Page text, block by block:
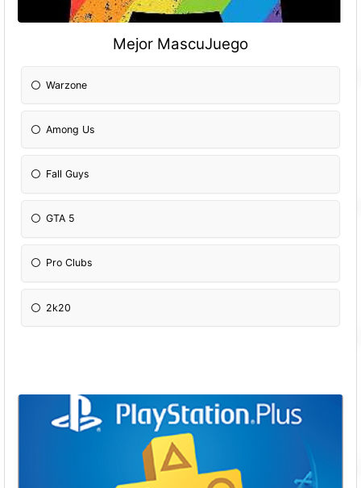
Mejor MascuJuego
Warzone
Among Us
Fall Guys
GTA 5
Pro Clubs
2k20